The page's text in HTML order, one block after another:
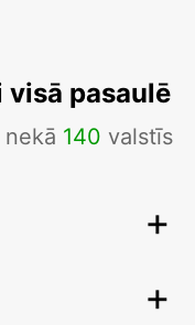
visā pasaulē
140 valstīs